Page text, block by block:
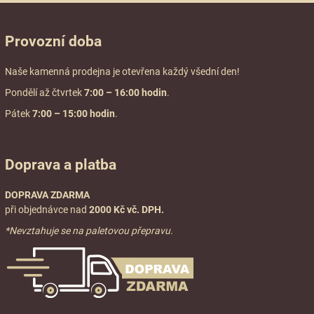
Provozní doba
Naše kamenná prodejna je otevřena každý všední den!
Pondělí až čtvrtek7:00 – 16:00 hodin.
Pátek7:00 – 15:00 hodin.
Doprava a platba
DOPRAVA ZDARMA
při objednávce nad 2000 Kč vč. DPH.
*Nevztahuje se na paletovou přepravu.